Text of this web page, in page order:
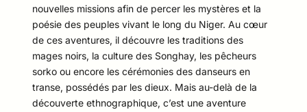
nouvelles missions afin de percer les mystères et la
poésie des peuples vivant le long du Niger. Au cœur
de ces aventures, il découvre les traditions des
mages noirs, la culture des Songhay, les pêcheurs
sorko ou encore les cérémonies des danseurs en
transe, possédés par les dieux. Mais au-delà de la
découverte ethnographique, c’est une aventure